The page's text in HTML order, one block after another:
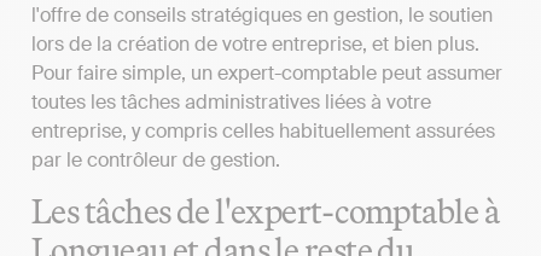
l'offre de conseils stratégiques en gestion, le soutien
lors de la création de votre entreprise, et bien plus.
Pour faire simple, un expert-comptable peut assumer
toutes les tâches administratives liées à votre
entreprise, y compris celles habituellement assurées
par le contrôleur de gestion.
Les tâches de l'expert-comptable à